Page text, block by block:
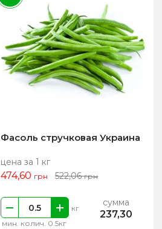
Фасоль стручковая Украина
цена за 1 кг
474,60 грн 522,06грн
мин. колич. 0.5кг
кг сумма
237,30